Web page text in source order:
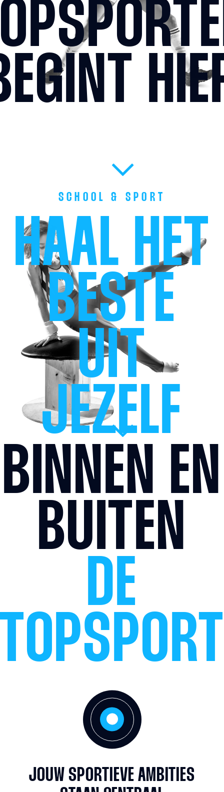
SCHOOL & SPORT
HAAL HET
BESTE
UIT
JEZELF
BINNEN EN
BUITEN
DE
JOUW SPORTIEVE AMBITIES